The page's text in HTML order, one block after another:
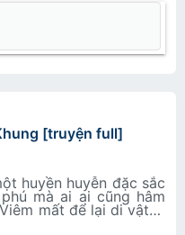
[truyện full]
huyền huyễn đặc sắc
mà ai ai cũng hâm
mất để lại di vật là
nhưng từ khi đó Tiêu